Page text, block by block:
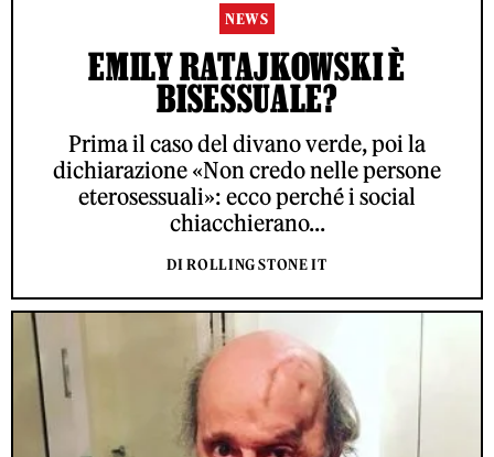
NEWS
EMILY RATAJKOWSKI È
BISESSUALE?
Prima il caso del divano verde, poi la
dichiarazione «Non credo nelle persone
eterosessuali»: ecco perché i social
chiacchierano...
DI ROLLING STONE IT